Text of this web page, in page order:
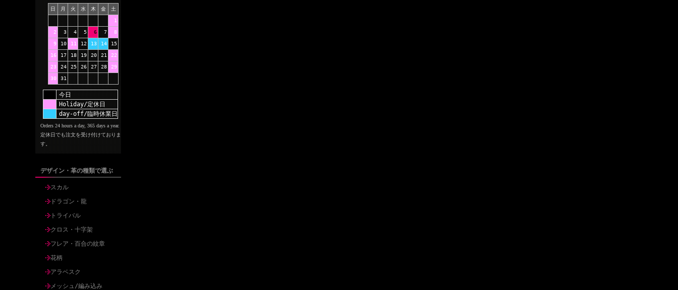
日 月 火 水 木 金 土
1
2 3 4 5 6 7 8
9 10 11 12 13 14 15
16 17 18 19 20 21 22
23 24 25 26 27 28 29
30 31
今日
Holiday/定休日
day-off/臨時休業日
Orders 24 hours a day, 365 days a year.
定休日でも注文を受け付けておりま
す。
デザイン・革の種類で選ぶ
スカル
ドラゴン・龍
トライバル
クロス・十字架
フレア・百合の紋章
花柄
アラベスク
メッシュ/編み込み